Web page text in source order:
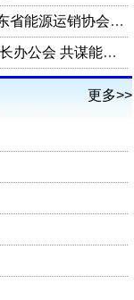
以劳动赋能能源，以实干奔赴前程｜广东省能源运销协会祝您五一劳动节快乐
广东省能源运销协会召开2026年轮值会长办公会 共谋能源行业高质量发展
更多>>